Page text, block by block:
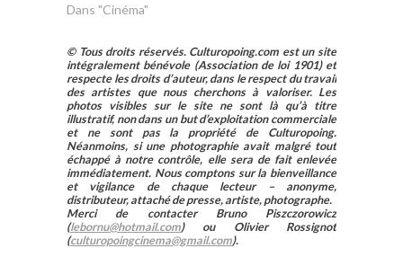
Dans "Cinéma"
© Tous droits réservés. Culturopoing.com est un site
intégralement bénévole (Association de loi 1901) et
respecte les droits d’auteur, dans le respect du travail
des artistes que nous cherchons à valoriser. Les
photos visibles sur le site ne sont là qu’à titre
illustratif, non dans un but d’exploitation commerciale
et ne sont pas la propriété de Culturopoing.
Néanmoins, si une photographie avait malgré tout
échappé à notre contrôle, elle sera de fait enlevée
immédiatement. Nous comptons sur la bienveillance
et vigilance de chaque lecteur – anonyme,
distributeur, attaché de presse, artiste, photographe.
Merci de contacter Bruno Piszczorowicz
(lebornu@hotmail.com) ou Olivier Rossignot
(culturopoingcinema@gmail.com).